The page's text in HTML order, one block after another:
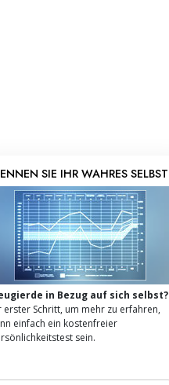
SIE IHR WAHRES SELBST
in Bezug auf sich selbst?
erster Schritt, um mehr zu erfahren,
einfach ein kostenfreier
sein.